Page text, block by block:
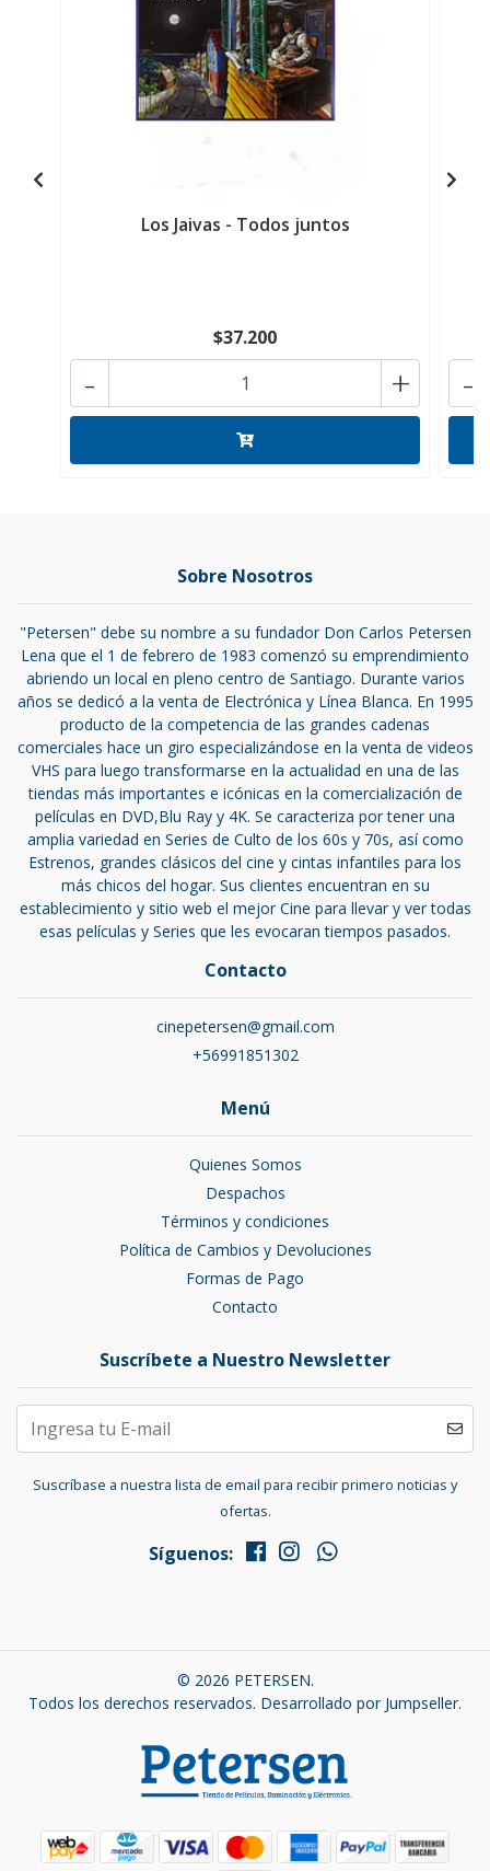
Los Jaivas - Todos juntos
$37.200
+
- -
Sobre Nosotros
"Petersen" debe su nombre a su fundador Don Carlos Petersen
Lena que el 1 de febrero de 1983 comenzó su emprendimiento
abriendo un local en pleno centro de Santiago. Durante varios
años se dedicó a la venta de Electrónica y Línea Blanca. En 1995
producto de la competencia de las grandes cadenas
comerciales hace un giro especializándose en la venta de videos
VHS para luego transformarse en la actualidad en una de las
tiendas más importantes e icónicas en la comercialización de
películas en DVD,Blu Ray y 4K. Se caracteriza por tener una
amplia variedad en Series de Culto de los 60s y 70s, así como
Estrenos, grandes clásicos del cine y cintas infantiles para los
más chicos del hogar. Sus clientes encuentran en su
establecimiento y sitio web el mejor Cine para llevar y ver todas
esas películas y Series que les evocaran tiempos pasados.
Contacto
cinepetersen@gmail.com
+56991851302
Menú
Quienes Somos
Despachos
Términos y condiciones
Política de Cambios y Devoluciones
Formas de Pago
Contacto
Suscríbete a Nuestro Newsletter
Suscríbase a nuestra lista de email para recibir primero noticias y
ofertas.
Síguenos:
© 2026 PETERSEN.
Todos los derechos reservados. Desarrollado por Jumpseller.